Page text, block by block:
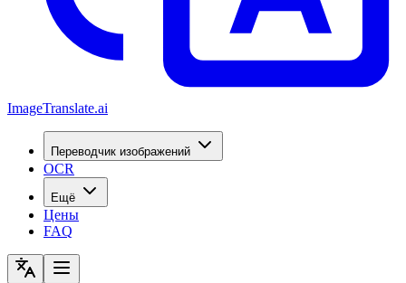
ImageTranslate.ai
Переводчик изображений
OCR
Ещё
Цены
FAQ